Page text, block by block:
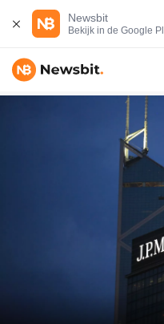
Newsbit
Bekijk in de Google